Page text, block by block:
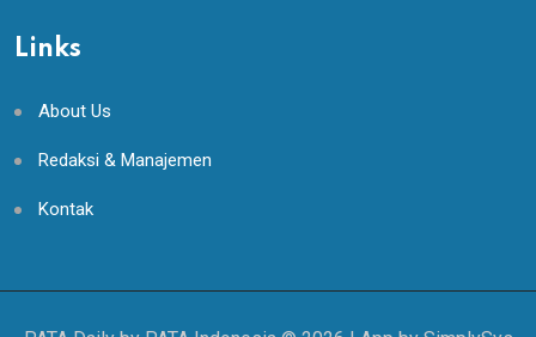
Links
About Us
Redaksi & Manajemen
Kontak